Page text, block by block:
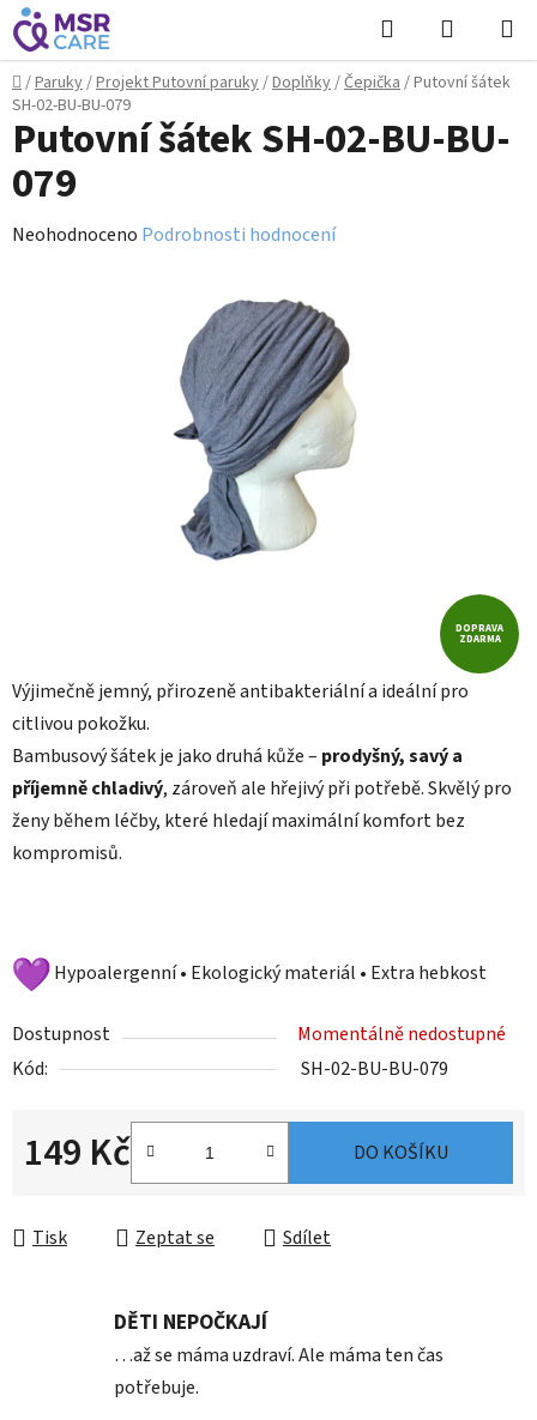
Přejít
na
obsah
Hledat
KOŠÍK
Domů
/Paruky/Projekt Putovní paruky/Doplňky/Čepička/Putovní šátek
SH-02-BU-BU-079
Výjimečně jemný, přirozeně antibakteriální a ideální pro
citlivou pokožku.
Bambusový šátek je jako druhá kůže – prodyšný, savý a
příjemně chladivý, zároveň ale hřejivý při potřebě. Skvělý pro
ženy během léčby, které hledají maximální komfort bez
kompromisů.
Hypoalergenní • Ekologický materiál • Extra hebkost
Dostupnost
Momentálně nedostupné
Kód:
SH-02-BU-BU-079
149 Kč DO KOŠÍKU
Tisk Zeptat se Sdílet
Putovní šátek SH-02-BU-BU-
079
Průměrné
Neohodnoceno Podrobnosti hodnocení
DOPRAVA
ZDARMA
DĚTI NEPOČKAJÍ
…až se máma uzdraví. Ale máma ten čas
potřebuje.